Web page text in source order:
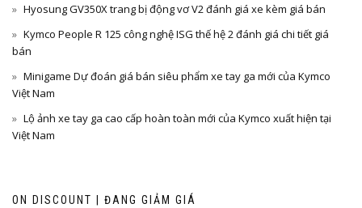
Hyosung GV350X trang bị động vơ V2 đánh giá xe kèm giá bán
Kymco People R 125 công nghệ ISG thế hệ 2 đánh giá chi tiết giá
bán
Minigame Dự đoán giá bán siêu phẩm xe tay ga mới của Kymco
Việt Nam
Lộ ảnh xe tay ga cao cấp hoàn toàn mới của Kymco xuất hiện tại
Việt Nam
ON DISCOUNT | ĐANG GIẢM GIÁ